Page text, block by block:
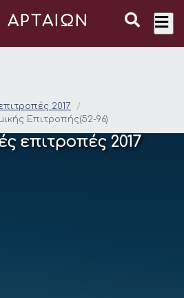
ΑΡΤΑΙΩΝ
8η
2017
Επιτροπής(52-96)
επιτροπές 2017